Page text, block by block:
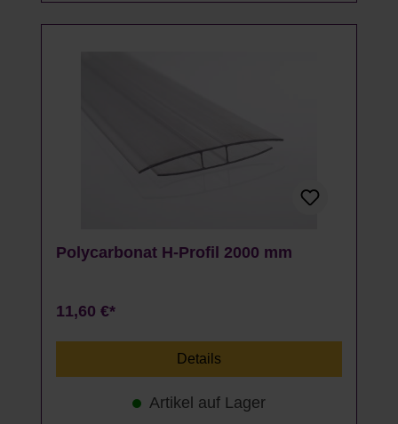
Polycarbonat H-Profil 2000 mm
11,60 €*
Details
Artikel auf Lager